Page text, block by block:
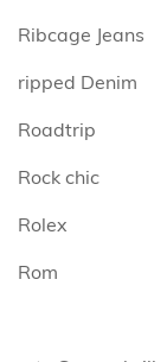
Ribcage Jeans
ripped Denim
Roadtrip
Rock chic
Rolex
Rom